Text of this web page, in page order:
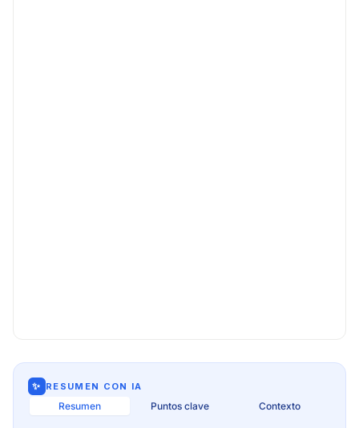
✨ RESUMEN CON IA
Resumen Puntos clave Contexto